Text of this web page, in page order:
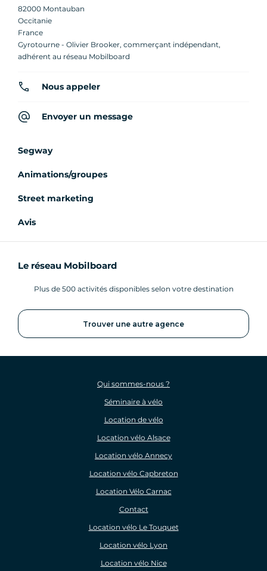
82000 Montauban
Occitanie
France
Gyrotourne - Olivier Brooker, commerçant indépendant,
adhérent au réseau Mobilboard
Nous appeler
Envoyer un message
Segway
Animations/groupes
Street marketing
Avis
Le réseau Mobilboard
Plus de 500 activités disponibles selon votre destination
Trouver une autre agence
Qui sommes-nous ?
Séminaire à vélo
Location de vélo
Location vélo Alsace
Location vélo Annecy
Location vélo Capbreton
Location Vélo Carnac
Contact
Location vélo Le Touquet
Location vélo Lyon
Location vélo Nice